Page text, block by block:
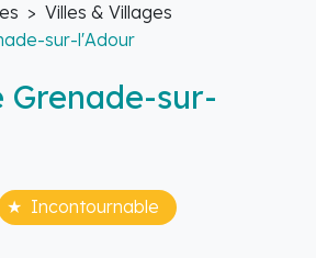
Villes & Villages
sur-l'Adour
Grenade-sur-
Incontournable